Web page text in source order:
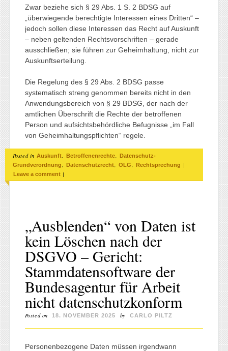
Zwar beziehe sich § 29 Abs. 1 S. 2 BDSG auf
„überwiegende berechtigte Interessen eines Dritten“ –
jedoch sollen diese Interessen das Recht auf Auskunft
– neben geltenden Rechtsvorschriften – gerade
ausschließen; sie führen zur Geheimhaltung, nicht zur
Auskunftserteilung.
Die Regelung des § 29 Abs. 2 BDSG passe
systematisch streng genommen bereits nicht in den
Anwendungsbereich von § 29 BDSG, der nach der
amtlichen Überschrift die Rechte der betroffenen
Person und aufsichtsbehördliche Befugnisse „im Fall
von Geheimhaltungspflichten“ regele.
Posted in Auskunft, Betroffenenrechte,
Datenschutz-
Grundverordnung, Datenschutzrecht, OLG, Rechtsprechung |
Leave a comment |
„Ausblenden“ von Daten ist
kein Löschen nach der
DSGVO – Gericht:
Stammdatensoftware der
Bundesagentur für Arbeit
nicht datenschutzkonform
Posted on 18. NOVEMBER 2025 by CARLO PILTZ
Personenbezogene Daten müssen irgendwann